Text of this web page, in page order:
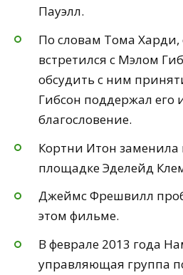
Пауэлл.
По словам Тома Харди,
встретился с Мэлом
обсудить с ним
Гибсон поддержал его
благословение.
Кортни Итон
площадке Эделейд
Джеймс Фрешвилл
этом фильме.
В феврале 2013 года
управляющая группа